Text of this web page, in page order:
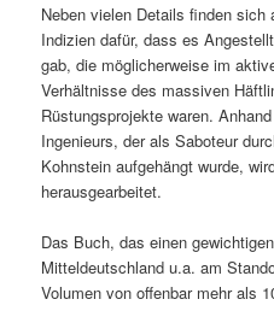
Neben vielen Details finden sich
Indizien dafür, dass es
gab, die möglicherweise im
Verhältnisse des massiven
Rüstungsprojekte waren.
Ingenieurs, der als Saboteur
Kohnstein aufgehängt wurde,
herausgearbeitet.
Das Buch, das einen
Mitteldeutschland u.a. am
Volumen von offenbar mehr als